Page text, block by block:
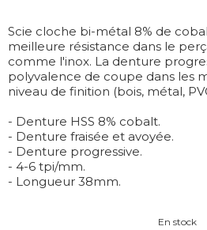
Scie cloche bi-métal 8% de
meilleure résistance dans le
comme l'inox. La denture
polyvalence de coupe dans les
niveau de finition (bois, métal,
- Denture HSS 8% cobalt.
- Denture fraisée et avoyée.
- Denture progressive.
- 4-6 tpi/mm.
- Longueur 38mm.
En stock